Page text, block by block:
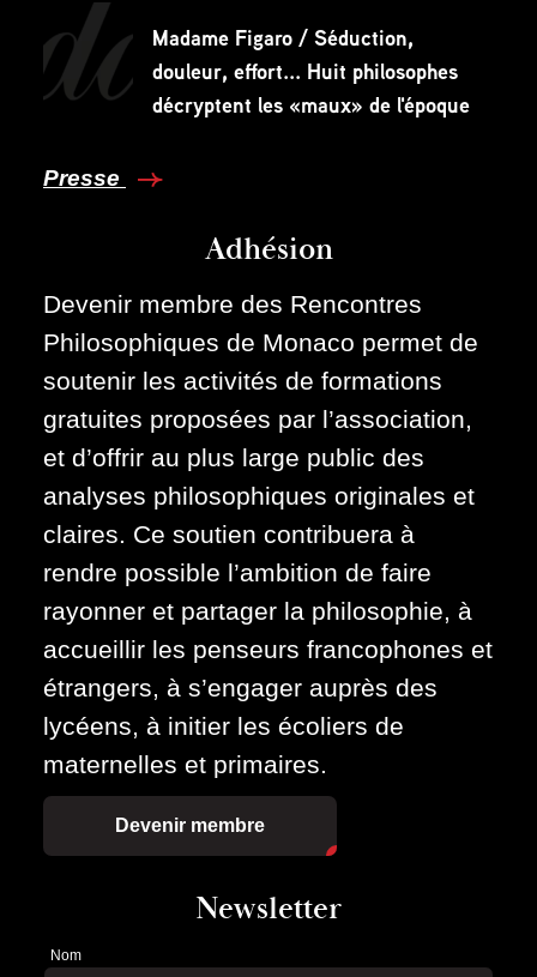
Madame Figaro / Séduction,
douleur, effort... Huit philosophes
décryptent les «maux» de l'époque
Presse
Adhésion
Devenir membre des Rencontres
Philosophiques de Monaco permet de
soutenir les activités de formations
gratuites proposées par l’association,
et d’offrir au plus large public des
analyses philosophiques originales et
claires. Ce soutien contribuera à
rendre possible l’ambition de faire
rayonner et partager la philosophie, à
accueillir les penseurs francophones et
étrangers, à s’engager auprès des
lycéens, à initier les écoliers de
maternelles et primaires.
Devenir membre
Newsletter
Newsletter
Nom